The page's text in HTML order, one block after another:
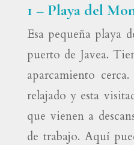
1 – Playa del
Esa pequeña playa
puerto de Javea.
aparcamiento
relajado y esta
que vienen a
de trabajo. Aquí